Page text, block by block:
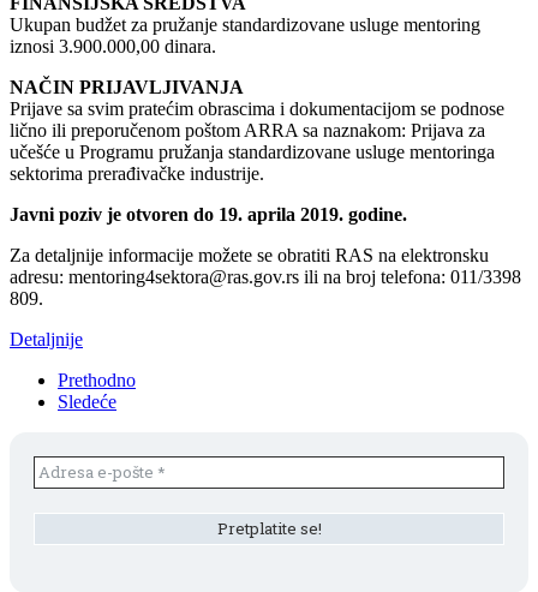
Ukupan budžet za pružanje standardizovane usluge mentoring
iznosi 3.900.000,00 dinara.
NAČIN PRIJAVLJIVANJA
Prijave sa svim pratećim obrascima i dokumentacijom se podnose
lično ili preporučenom poštom ARRA sa naznakom: Prijava za
učešće u Programu pružanja standardizovane usluge mentoringa
sektorima prerađivačke industrije.
Javni poziv je otvoren do 19. aprila 2019. godine.
Za detaljnije informacije možete se obratiti RAS na elektronsku
adresu: mentoring4sektora@ras.gov.rs ili na broj telefona: 011/3398
809.
Detaljnije
Prethodno
Sledeće